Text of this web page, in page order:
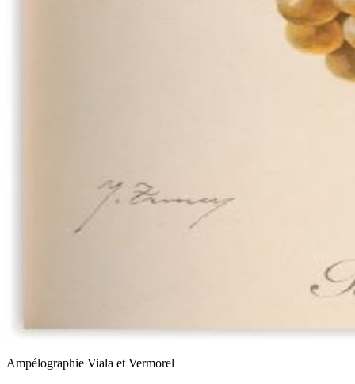
Ampélographie Viala et Vermorel